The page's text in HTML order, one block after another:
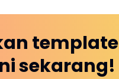
template
sekarang!